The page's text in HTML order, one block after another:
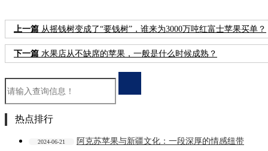
上一篇 从摇钱树变成了“要钱树”，谁来为3000万吨红富士苹果买单？
下一篇 水果店从不缺席的苹果，一般是什么时候成熟？
热点排行
2024-06-21 阿克苏苹果与新疆文化：一段深厚的情感纽带